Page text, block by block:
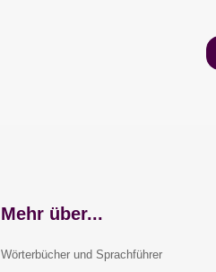
Mehr über...
Wörterbücher und Sprachführer